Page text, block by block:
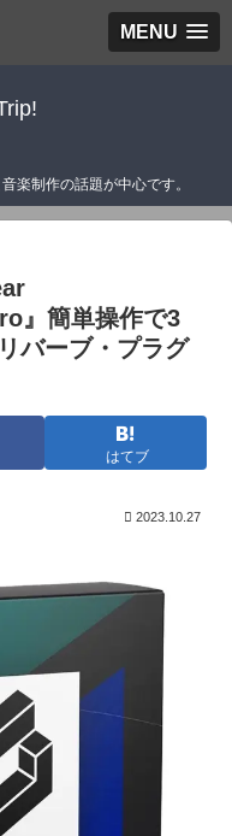
MENU
楽制作の話題が中心です。
』簡単操作で3
バーブ・プラグ
はてブ
2023.10.27